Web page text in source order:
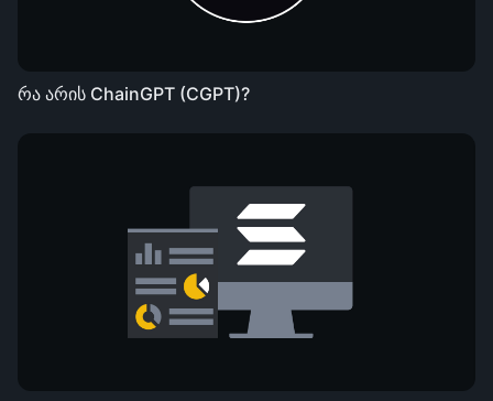
რა არის ChainGPT (CGPT)?